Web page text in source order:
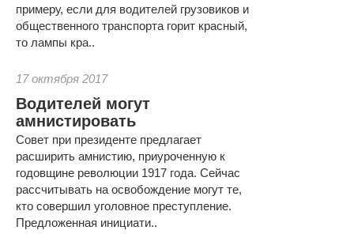
примеру, если для водителей грузовиков и
общественного транспорта горит красный,
то лампы кра..
17 октября 2017
Водителей могут
амнистировать
Совет при президенте предлагает
расширить амнистию, приуроченную к
годовщине революции 1917 года. Сейчас
рассчитывать на освобождение могут те,
кто совершил уголовное преступление.
Предложенная инициати..